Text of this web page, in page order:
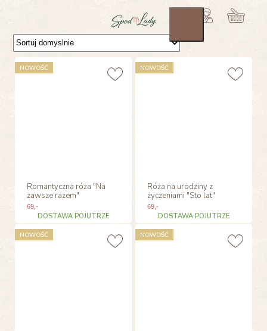
Romantyczna róża "Na
zawsze razem"
69,-
DOSTAWA POJUTRZE
NOWOŚĆ
Róża na urodziny z
życzeniami "Sto lat"
69 ,-
DOSTAWA POJUTRZE
NOWOŚĆ
NOWOŚĆ NOWOŚĆ